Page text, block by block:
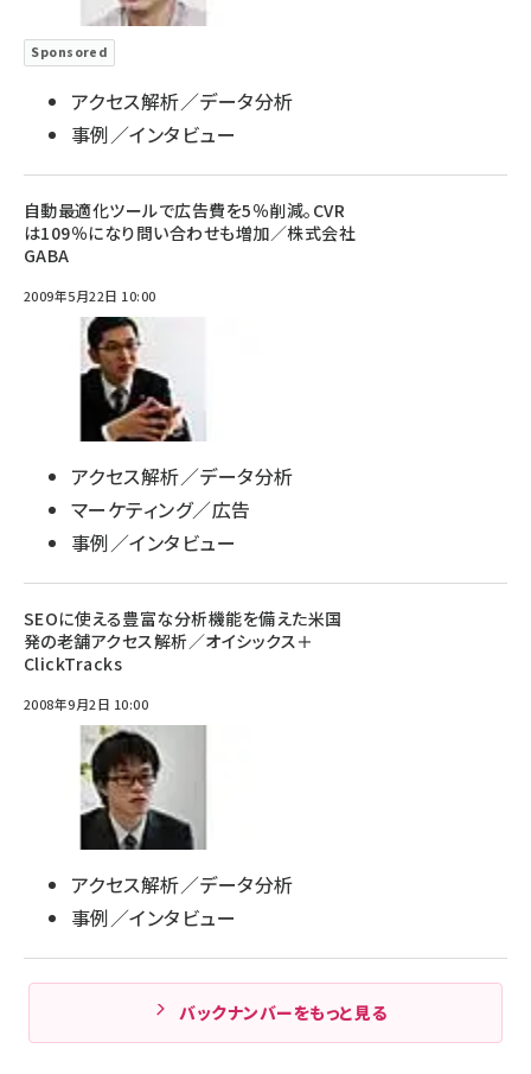
Sponsored
アクセス解析／データ分析
事例／インタビュー
自動最適化ツールで広告費を5％削減。CVR
は109％になり問い合わせも増加／株式会社
GABA
2009年5月22日 10:00
アクセス解析／データ分析
マーケティング／広告
事例／インタビュー
SEOに使える豊富な分析機能を備えた米国
発の老舗アクセス解析／オイシックス＋
ClickTracks
2008年9月2日 10:00
アクセス解析／データ分析
事例／インタビュー
バックナンバーをもっと見る